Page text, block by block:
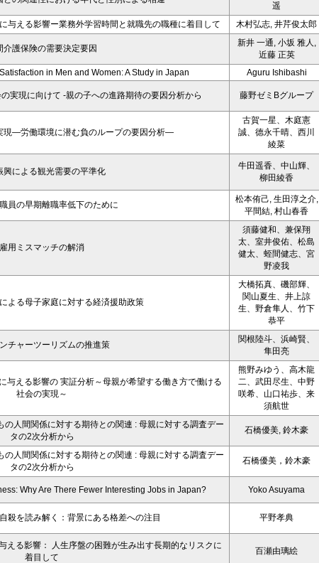
遥
与える影響ー業務外学習時間と就職先の職種に着目して 木村弘志, 井芹俊太郎
介護保険の需要決定要因
新井 一通, 小坂 雅人,
近藤 正英
in Men and Women: A Study in Japan Aguru Ishibashi
実現に向けて -親の子への進路期待の要因分析から 藤野ゼミBグループ
現―労働環境に潜む負のループの要因分析―
古賀一星、木庭憲
誠、德永千晴、西川
綾菜
興による観光需要の平準化
牛田遥香、中山輝、
柳田綾香
員の早期離職率低下のために
松本侑己, 生田淳之介,
平間結, 村山春香
雇用ミスマッチの解消
須藤健和、兼保翔
太、室井俊佑、松島
健太、蛭間健志、宮
野凌我
よる母子家庭に対する経済援助政策
大橋拓真、磯部輝、
関山夏生、井上諒
生、野倉隼人、竹下
恭平
チャーツーリズムの推進策
関根陸斗、浜崎賢、
隼田亮
与える影響の 実証分析～母親が希望する働き方で働ける
社会の実現～
熊野みゆう、高木龍
二、武田尽生、中野
咲希、山口祐歩、来
須航世
人間関係に対する期待との関連 : 母親に対する調査デー
タの2次分析から
石橋優美, 鈴木豪
人間関係に対する期待との関連 : 母親に対する調査デー
タの2次分析から
石橋優美，鈴木豪
Why Are There Fewer Interesting Jobs in Japan? Yoko Asuyama
殺を読み解く：背景にある格差への注目 平野孝典
える影響： 人生序盤の困難が生み出す長期的なリスクに
着目して
百瀬由璃絵